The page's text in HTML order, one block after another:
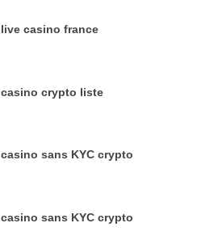
live casino france
casino crypto liste
casino sans KYC crypto
casino sans KYC crypto